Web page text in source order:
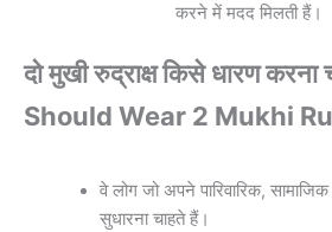
करने में मदद मिलती हैं।
दो मुखी रुद्राक्ष किसे धारण
Should Wear 2 Mukhi
वे लोग जो अपने पारिवारिक,
सुधारना चाहते हैं।